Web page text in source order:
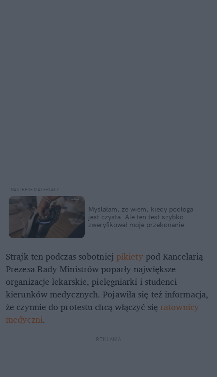
Myślałam, że wiem, kiedy podłoga
jest czysta. Ale ten test szybko
zweryfikował moje przekonanie
Strajk ten podczas sobotniej pikiety pod Kancelarią
Prezesa Rady Ministrów poparły największe
organizacje lekarskie, pielęgniarki i studenci
kierunków medycznych. Pojawiła się też informacja,
że czynnie do protestu chcą włączyć sięratownicy
medyczni.
REKLAMA